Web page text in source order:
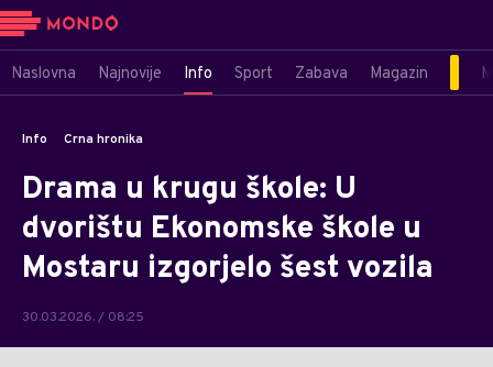
Naslovna Najnovije Info Sport Zabava Magazin
Info Crna hronika
Drama u krugu škole: U
dvorištu Ekonomske škole u
Mostaru izgorjelo šest vozila
30.03.2026. / 08:25